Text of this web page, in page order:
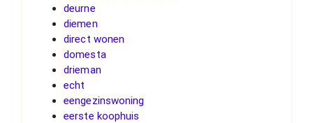
deurne
diemen
direct wonen
domesta
drieman
echt
eengezinswoning
eerste koophuis